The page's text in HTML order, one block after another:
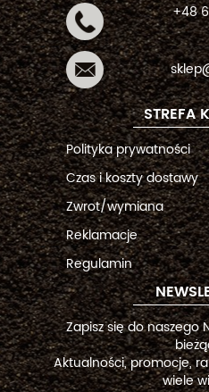
+48
STREFA
Polityka prywatności
Czas i koszty dostawy
Zwrot/wymiana
Reklamacje
Regulamin
Zapisz się do naszego
Aktualności, promocje,
wiele